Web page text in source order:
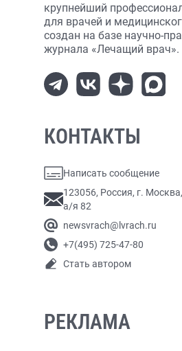
крупнейший
для врачей и
создан на базе научно-
журнала «Лечащий врач».
КОНТАКТЫ
Написать сообщение
123056, Россия, г. Москва,
а/я 82
newsvrach@lvrach.ru
+7(495) 725-47-80
Стать автором
РЕКЛАМА